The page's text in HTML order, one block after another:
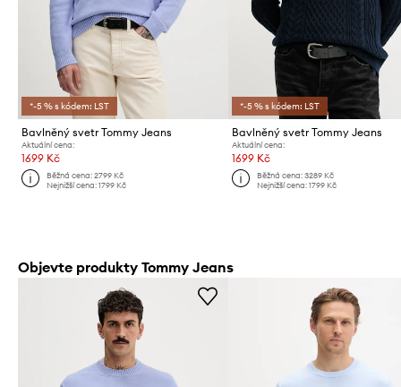
*-5 % s kódem: LST
Bavlněný svetr Tommy Jeans
Aktuální cena:
1699 Kč
Běžná cena:2799 Kč
Nejnižší cena:1799 Kč
*-5 % s kódem: LST
Bavlněný svetr Tommy Jeans
Aktuální cena:
1699 Kč
Běžná cena: 3289 Kč
Nejnižší cena: 1799 Kč
Objevte produkty Tommy Jeans